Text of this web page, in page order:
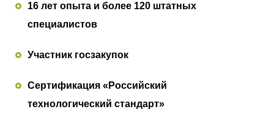
16 лет опыта и более 120 штатных
специалистов
Участник госзакупок
Сертификация «Российский
технологический стандарт»